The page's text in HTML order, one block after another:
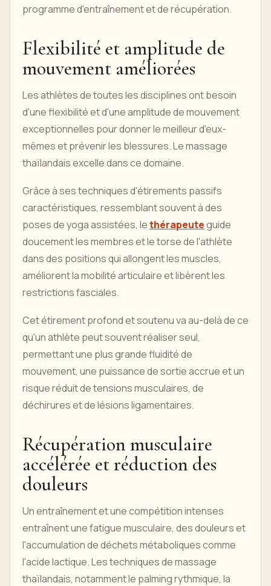
programme d'entraînement et de récupération.
Flexibilité et amplitude de
mouvement améliorées
Les athlètes de toutes les disciplines ont besoin
d'une flexibilité et d'une amplitude de mouvement
exceptionnelles pour donner le meilleur d'eux-
mêmes et prévenir les blessures. Le massage
thaïlandais excelle dans ce domaine.
Grâce à ses techniques d'étirements passifs
caractéristiques, ressemblant souvent à des
poses de yoga assistées, lethérapeuteguide
doucement les membres et le torse de l'athlète
dans des positions qui allongent les muscles,
améliorent la mobilité articulaire et libèrent les
restrictions fasciales.
Cet étirement profond et soutenu va au-delà de ce
qu'un athlète peut souvent réaliser seul,
permettant une plus grande fluidité de
mouvement, une puissance de sortie accrue et un
risque réduit de tensions musculaires, de
déchirures et de lésions ligamentaires.
Récupération musculaire
accélérée et réduction des
douleurs
Un entraînement et une compétition intenses
entraînent une fatigue musculaire, des douleurs et
l'accumulation de déchets métaboliques comme
l'acide lactique. Les techniques de massage
thaïlandais, notamment le palming rythmique, la